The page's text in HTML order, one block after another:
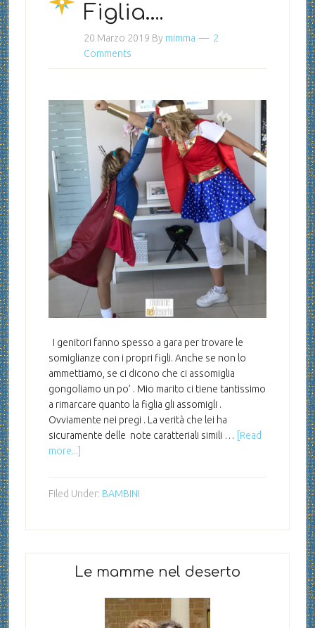
Figlia….
20 Marzo 2019 By mimma
2
Comments
I genitori fanno spesso a gara per trovare le
somiglianze con i propri figli. Anche se non lo
ammettiamo, se ci dicono che ci assomiglia
gongoliamo un po’ . Mio marito ci tiene tantissimo
a rimarcare quanto la figlia gli assomigli .
Ovviamente nei pregi . La verità che lei ha
sicuramente delle note caratteriali simili …
[Read
more...]
Filed Under: BAMBINI
Le mamme nel deserto